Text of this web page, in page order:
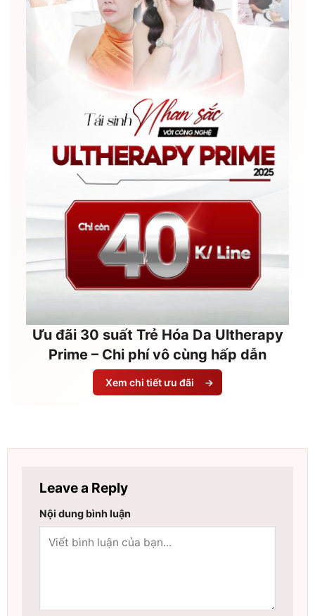
Ưu đãi 30 suất Trẻ Hóa Da Ultherapy
Prime – Chi phí vô cùng hấp dẫn
Xem chi tiết ưu đãi →
Leave a Reply
Nội dung bình luận